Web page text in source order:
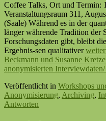
Coffee Talks, Ort und Termin:
Veranstaltungsraum 311,
(Saale) Während es in der
länger währende Tradition der
Forschungsdaten gibt, bleibt
Ergebnis-sen qualitativer
Beckmann und Susanne
anonymisierten
Veröffentlicht in Workshops
Anonymisierung, Archiving,
Antworten